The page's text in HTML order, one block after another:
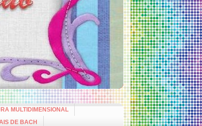
MULTIDIMENSIONAL
DE BACH